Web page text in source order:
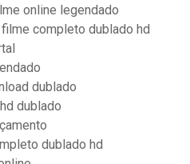
online legendado
completo dublado hd
dublado
dublado
dublado hd